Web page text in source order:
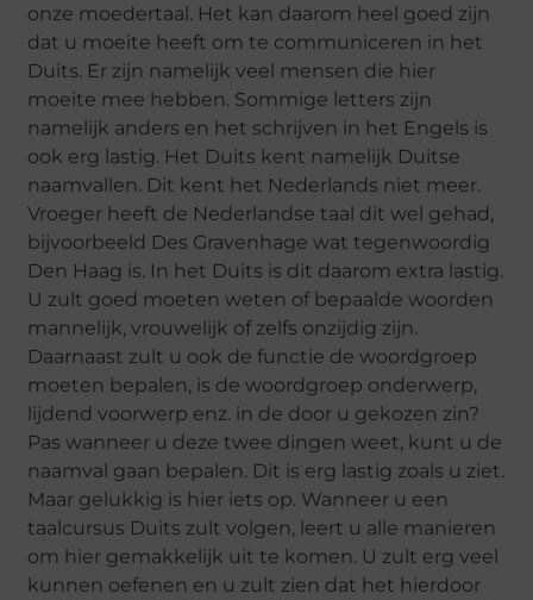
onze moedertaal. Het kan daarom heel goed zijn
dat u moeite heeft om te communiceren in het
Duits. Er zijn namelijk veel mensen die hier
moeite mee hebben. Sommige letters zijn
namelijk anders en het schrijven in het Engels is
ook erg lastig. Het Duits kent namelijk Duitse
naamvallen. Dit kent het Nederlands niet meer.
Vroeger heeft de Nederlandse taal dit wel gehad,
bijvoorbeeld Des Gravenhage wat tegenwoordig
Den Haag is. In het Duits is dit daarom extra lastig.
U zult goed moeten weten of bepaalde woorden
mannelijk, vrouwelijk of zelfs onzijdig zijn.
Daarnaast zult u ook de functie de woordgroep
moeten bepalen, is de woordgroep onderwerp,
lijdend voorwerp enz. in de door u gekozen zin?
Pas wanneer u deze twee dingen weet, kunt u de
naamval gaan bepalen. Dit is erg lastig zoals u ziet.
Maar gelukkig is hier iets op. Wanneer u een
taalcursus Duits zult volgen, leert u alle manieren
om hier gemakkelijk uit te komen. U zult erg veel
kunnen oefenen en u zult zien dat het hierdoor